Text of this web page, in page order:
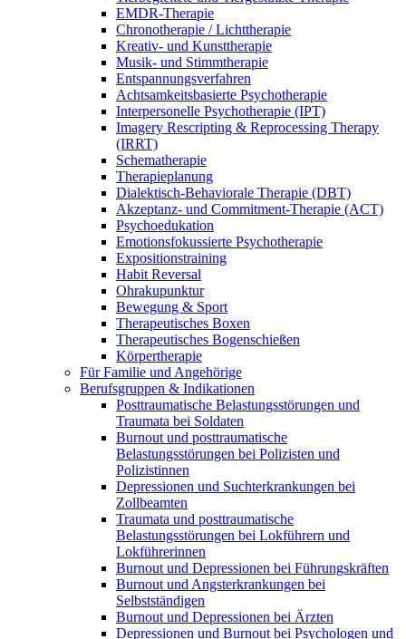
EMDR-Therapie
Chronotherapie / Lichttherapie
Kreativ- und Kunsttherapie
Musik- und Stimmtherapie
Entspannungsverfahren
Achtsamkeitsbasierte Psychotherapie
Interpersonelle Psychotherapie (IPT)
Imagery Rescripting & Reprocessing Therapy
(IRRT)
Schematherapie
Therapieplanung
Dialektisch-Behaviorale Therapie (DBT)
Akzeptanz- und Commitment-Therapie (ACT)
Psychoedukation
Emotionsfokussierte Psychotherapie
Expositionstraining
Habit Reversal
Ohrakupunktur
Bewegung & Sport
Therapeutisches Boxen
Therapeutisches Bogenschießen
Körpertherapie
Für Familie und Angehörige
Berufsgruppen & Indikationen
Posttraumatische Belastungsstörungen und
Traumata bei Soldaten
Burnout und posttraumatische
Belastungsstörungen bei Polizisten und
Polizistinnen
Depressionen und Suchterkrankungen bei
Zollbeamten
Traumata und posttraumatische
Belastungsstörungen bei Lokführern und
Lokführerinnen
Burnout und Depressionen bei Führungskräften
Burnout und Angsterkrankungen bei
Selbstständigen
Burnout und Depressionen bei Ärzten
Depressionen und Burnout bei Psychologen und